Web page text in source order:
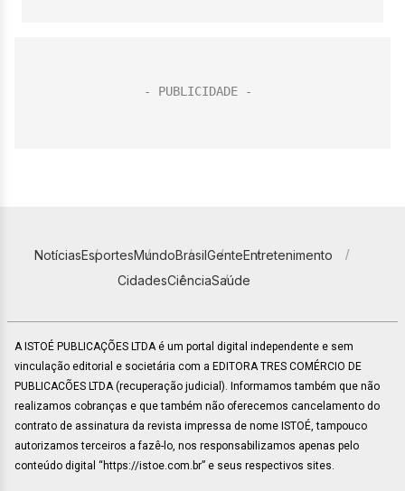
NotíciasEsportesMundoBrasilGenteEntretenimento
CidadesCiênciaSaúde
A ISTOÉ PUBLICAÇÕES LTDA é um portal digital independente e sem
vinculação editorial e societária com a EDITORA TRES COMÉRCIO DE
PUBLICACÕES LTDA (recuperação judicial). Informamos também que não
realizamos cobranças e que também não oferecemos cancelamento do
contrato de assinatura da revista impressa de nome ISTOÉ, tampouco
autorizamos terceiros a fazê-lo, nos responsabilizamos apenas pelo
conteúdo digital “https://istoe.com.br” e seus respectivos sites.